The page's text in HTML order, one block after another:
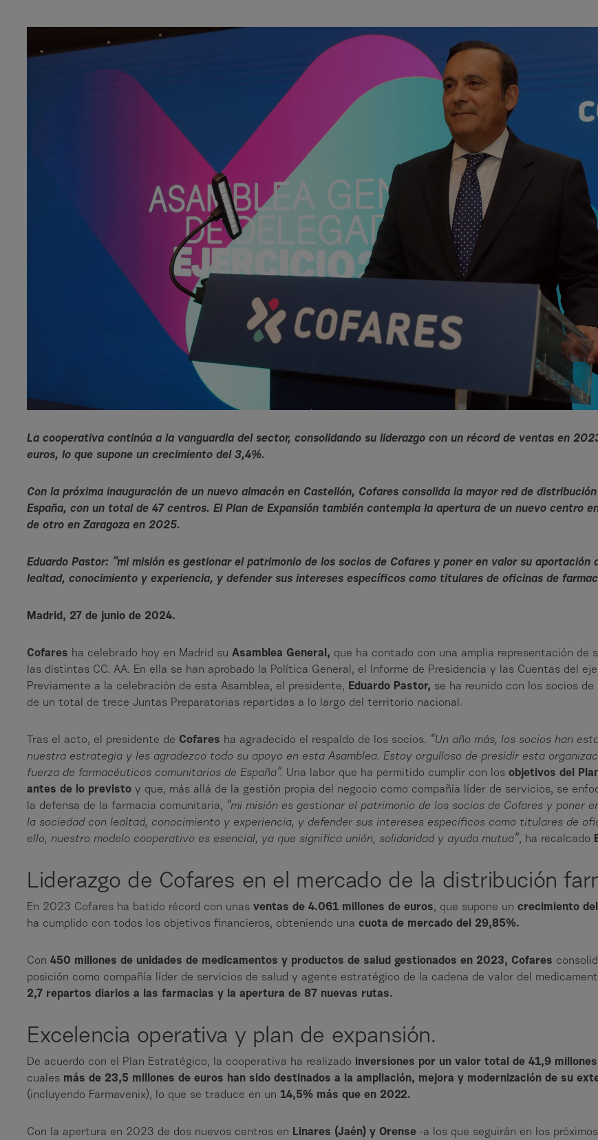
La cooperativa continúa a la vanguardia del sector, consolidando su liderazgo con un récord de ventas en
euros, lo que supone un crecimiento del 3,4%.
Con la próxima inauguración de un nuevo almacén en Castellón, Cofares consolida la mayor red de
España, con un total de 47 centros. El Plan de Expansión también contempla la apertura de un nuevo centro
de otro en Zaragoza en 2025.
Eduardo Pastor: “mi misión es gestionar el patrimonio de los socios de Cofares y poner en valor su aportación
lealtad, conocimiento y experiencia, y defender sus intereses específicos como titulares de oficinas de
Madrid, 27 de junio de 2024.
Cofares ha celebrado hoy en Madrid su Asamblea General, que ha contado con una amplia representación de
las distintas CC. AA. En ella se han aprobado la Política General, el Informe de Presidencia y las Cuentas del
Previamente a la celebración de esta Asamblea, el presidente, Eduardo Pastor, se ha reunido con los socios
de un total de trece Juntas Preparatorias repartidas a lo largo del territorio nacional.
Tras el acto, el presidente de Cofares ha agradecido el respaldo de los socios. “Un año más, los socios han
nuestra estrategia y les agradezco todo su apoyo en esta Asamblea. Estoy orgulloso de presidir esta
fuerza de farmacéuticos comunitarios de España”. Una labor que ha permitido cumplir con los objetivos del
antes de lo previsto y que, más allá de la gestión propia del negocio como compañía líder de servicios, se
la defensa de la farmacia comunitaria, “mi misión es gestionar el patrimonio de los socios de Cofares y poner
la sociedad con lealtad, conocimiento y experiencia, y defender sus intereses específicos como titulares de
ello, nuestro modelo cooperativo es esencial, ya que significa unión, solidaridad y ayuda mutua”, ha recalcado
Liderazgo de Cofares en el mercado de la distribución
En 2023 Cofares ha batido récord con unas ventas de 4.061 millones de euros, que supone un crecimiento
ha cumplido con todos los objetivos financieros, obteniendo una cuota de mercado del 29,85%.
Con 450 millones de unidades de medicamentos y productos de salud gestionados en 2023, Cofares
posición como compañía líder de servicios de salud y agente estratégico de la cadena de valor del
2,7 repartos diarios a las farmacias y la apertura de 87 nuevas rutas.
Excelencia operativa y plan de expansión.
De acuerdo con el Plan Estratégico, la cooperativa ha realizado inversiones por un valor total de 41,9
cuales más de 23,5 millones de euros han sido destinados a la ampliación, mejora y modernización de su
(incluyendo Farmavenix), lo que se traduce en un 14,5% más que en 2022.
Con la apertura en 2023 de dos nuevos centros en Linares (Jaén) y Orense -a los que seguirán en los